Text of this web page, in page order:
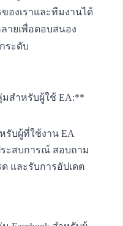
องเราและทีมงานได้
ายเพื่อตอบสนอง
ระดับ
สำหรับผู้ใช้ EA:**
รับผู้ที่ใช้งาน EA
ระสบการณ์ สอบถาม
และรับการอัปเดต